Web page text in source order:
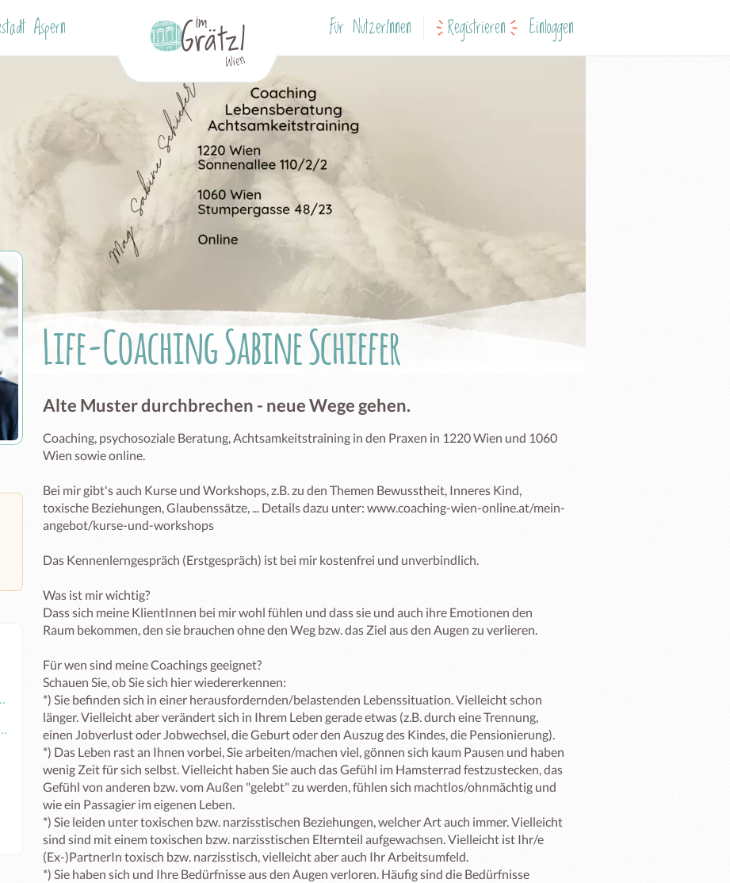
Aspern Für NutzerInnen Registrieren Einloggen
Life-Coaching Sabine Schiefer
Alte Muster durchbrechen - neue Wege gehen.
Coaching, psychosoziale Beratung, Achtsamkeitstraining in den Praxen in 1220 Wien und 1060
Wien sowie online.
Bei mir gibt's auch Kurse und Workshops, z.B. zu den Themen Bewusstheit, Inneres Kind,
toxische Beziehungen, Glaubenssätze, ... Details dazu unter: www.coaching-wien-online.at/mein-
angebot/kurse-und-workshops
Das Kennenlerngespräch (Erstgespräch) ist bei mir kostenfrei und unverbindlich.
Was ist mir wichtig?
Dass sich meine KlientInnen bei mir wohl fühlen und dass sie und auch ihre Emotionen den
Raum bekommen, den sie brauchen ohne den Weg bzw. das Ziel aus den Augen zu verlieren.
Für wen sind meine Coachings geeignet?
Schauen Sie, ob Sie sich hier wiedererkennen:
*) Sie befinden sich in einer herausfordernden/belastenden Lebenssituation. Vielleicht schon
länger. Vielleicht aber verändert sich in Ihrem Leben gerade etwas (z.B. durch eine Trennung,
einen Jobverlust oder Jobwechsel, die Geburt oder den Auszug des Kindes, die Pensionierung).
*) Das Leben rast an Ihnen vorbei, Sie arbeiten/machen viel, gönnen sich kaum Pausen und haben
wenig Zeit für sich selbst. Vielleicht haben Sie auch das Gefühl im Hamsterrad festzustecken, das
Gefühl von anderen bzw. vom Außen "gelebt" zu werden, fühlen sich machtlos/ohnmächtig und
wie ein Passagier im eigenen Leben.
*) Sie leiden unter toxischen bzw. narzisstischen Beziehungen, welcher Art auch immer. Vielleicht
sind sind mit einem toxischen bzw. narzisstischen Elternteil aufgewachsen. Vielleicht ist Ihr/e
(Ex-)PartnerIn toxisch bzw. narzisstisch, vielleicht aber auch Ihr Arbeitsumfeld.
*) Sie haben sich und Ihre Bedürfnisse aus den Augen verloren. Häufig sind die Bedürfnisse
online.at
schiefer.com